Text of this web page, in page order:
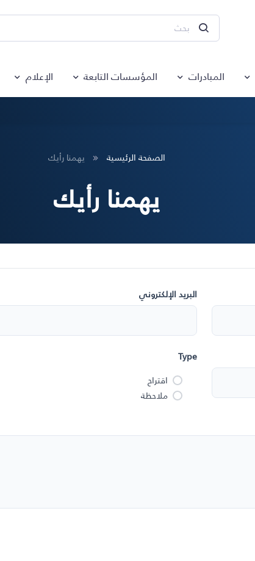
المبادرات المؤسسات التابعة الإعلام
الصفحة الرئيسية يهمنا رأيك
يهمنا رأيك
البريد الإلكتروني
Type
اقتراح
ملاحظة